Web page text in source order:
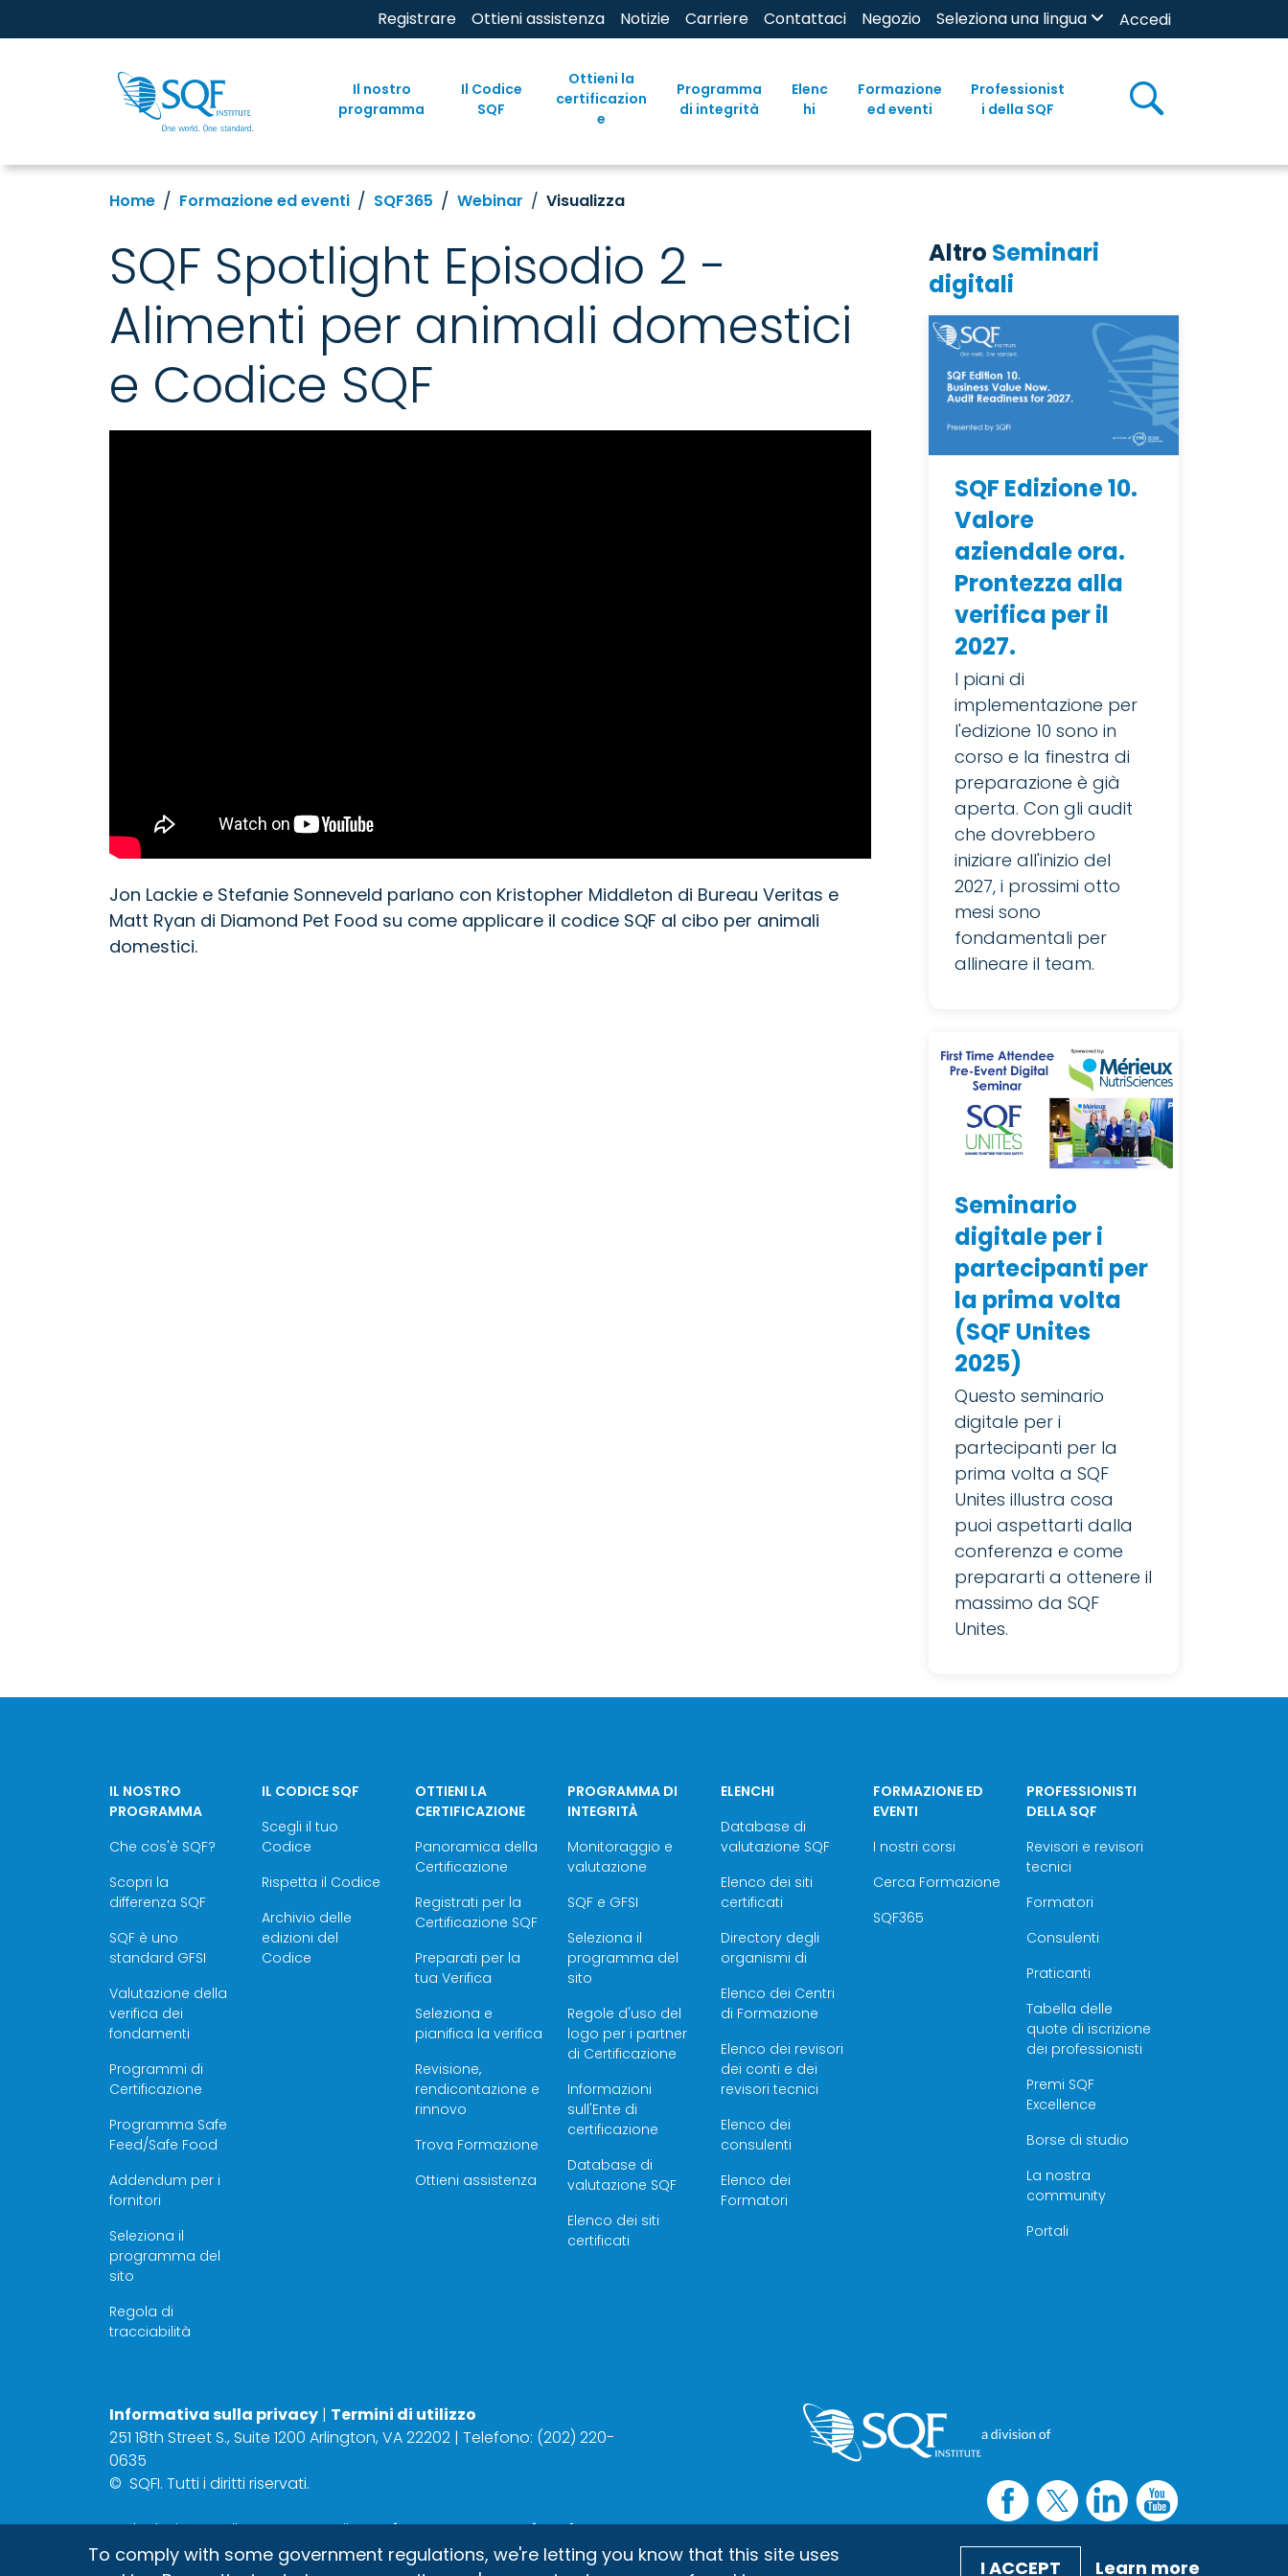
Registrare Ottieni assistenza Notizie Carriere Contattaci Negozio Seleziona una lingua Accedi
Il nostro
programma
Il Codice
SQF
Ottieni la
certificazion
e
Programma
di integrità
Elenc
hi
Formazione
ed eventi
Professionist
i della SQF
Home Formazione ed eventi SQF365 Webinar Visualizza
SQF Spotlight Episodio 2 -
Alimenti per animali domestici
e Codice SQF
Jon Lackie e Stefanie Sonneveld parlano con Kristopher Middleton di Bureau Veritas e
Matt Ryan di Diamond Pet Food su come applicare il codice SQF al cibo per animali
domestici.
Altro Seminari
digitali
SQF Edizione 10.
Valore
aziendale ora.
Prontezza alla
verifica per il
2027.
I piani di
implementazione per
l'edizione 10 sono in
corso e la finestra di
preparazione è già
aperta. Con gli audit
che dovrebbero
iniziare all'inizio del
2027, i prossimi otto
mesi sono
fondamentali per
allineare il team.
Seminario
digitale per i
partecipanti per
la prima volta
(SQF Unites
2025)
Questo seminario
digitale per i
partecipanti per la
prima volta a SQF
Unites illustra cosa
puoi aspettarti dalla
conferenza e come
prepararti a ottenere il
massimo da SQF
Unites.
IL NOSTRO
PROGRAMMA
Che cos'è SQF?
Scopri la
differenza SQF
SQF è uno
standard GFSI
Valutazione della
verifica dei
fondamenti
Programmi di
Certificazione
Programma Safe
Feed/Safe Food
Addendum per i
fornitori
Seleziona il
programma del
sito
Regola di
tracciabilità
IL CODICE SQF
Scegli il tuo
Codice
Rispetta il Codice
Archivio delle
edizioni del
Codice
OTTIENI LA
CERTIFICAZIONE
Panoramica della
Certificazione
Registrati per la
Certificazione SQF
Preparati per la
tua Verifica
Seleziona e
pianifica la verifica
Revisione,
rendicontazione e
rinnovo
Trova Formazione
Ottieni assistenza
PROGRAMMA DI
INTEGRITÀ
Monitoraggio e
valutazione
SQF e GFSI
Seleziona il
programma del
sito
Regole d'uso del
logo per i partner
di Certificazione
Informazioni
sull'Ente di
certificazione
Database di
valutazione SQF
Elenco dei siti
certificati
ELENCHI
Database di
valutazione SQF
Elenco dei siti
certificati
Directory degli
organismi di
Elenco dei Centri
di Formazione
Elenco dei revisori
dei conti e dei
revisori tecnici
Elenco dei
consulenti
Elenco dei
Formatori
FORMAZIONE ED
EVENTI
I nostri corsi
Cerca Formazione
SQF365
PROFESSIONISTI
DELLA SQF
Revisori e revisori
tecnici
Formatori
Consulenti
Praticanti
Tabella delle
quote di iscrizione
dei professionisti
Premi SQF
Excellence
Borse di studio
La nostra
community
Portali
Informativa sulla privacy | Termini di utilizzo
251 18th Street S., Suite 1200 Arlington, VA 22202 | Telefono: (202) 220-
0635
© SQFI. Tutti i diritti riservati.
Web design e sviluppo a cura diMatrix Group International, Inc.
To comply with some government regulations, we're letting you know that this site uses
I ACCEPT Learn more